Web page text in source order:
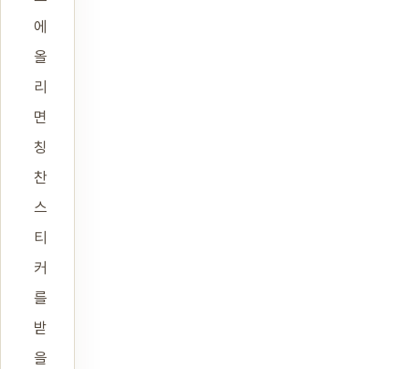
에
올
리
면
칭
찬
스
티
커
를
받
을